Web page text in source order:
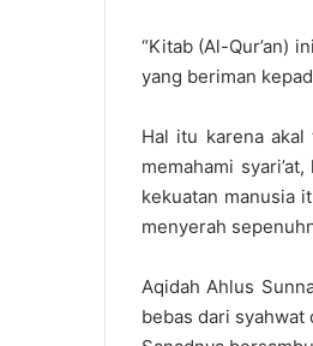
“Kitab (Al-Qur’an)
yang beriman
Hal itu karena
memahami
kekuatan manusia
menyerah
Aqidah Ahlus
bebas dari syahwat